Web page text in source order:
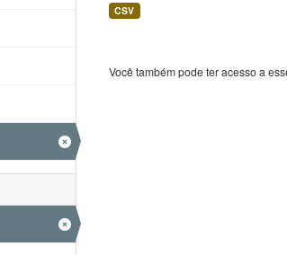
CSV
Você também pode ter acesso a